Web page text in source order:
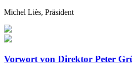
Michel Liès, Präsident
Vorwort von Direktor Peter